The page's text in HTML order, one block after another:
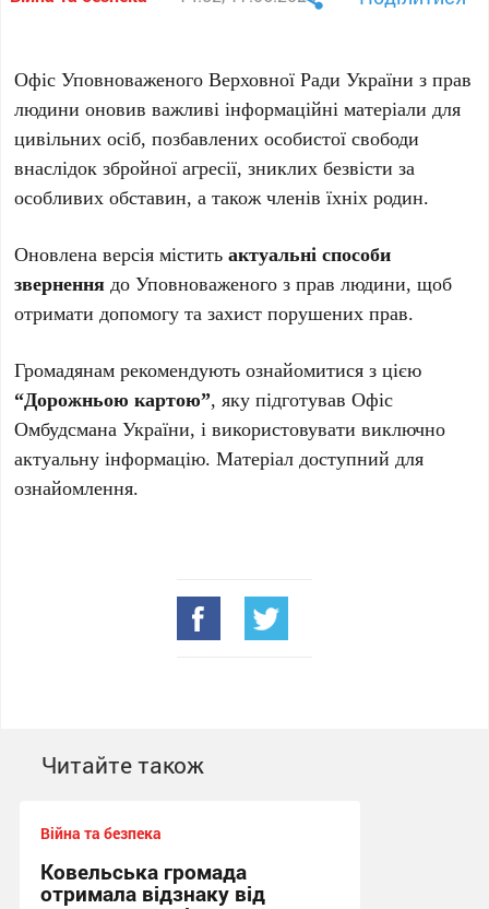
Офіс Уповноваженого Верховної Ради України з прав
людини оновив важливі інформаційні матеріали для
цивільних осіб, позбавлених особистої свободи
внаслідок збройної агресії, зниклих безвісти за
особливих обставин, а також членів їхніх родин.
Оновлена версія міститьактуальні способи
звернення до Уповноваженого з прав людини, щоб
отримати допомогу та захист порушених прав.
Громадянам рекомендують ознайомитися з цією
“Дорожньою картою”, яку підготував Офіс
Омбудсмана України, і використовувати виключно
актуальну інформацію. Матеріал доступний для
ознайомлення.
Читайте також
Війна та безпека
Ковельська громада
отримала відзнаку від